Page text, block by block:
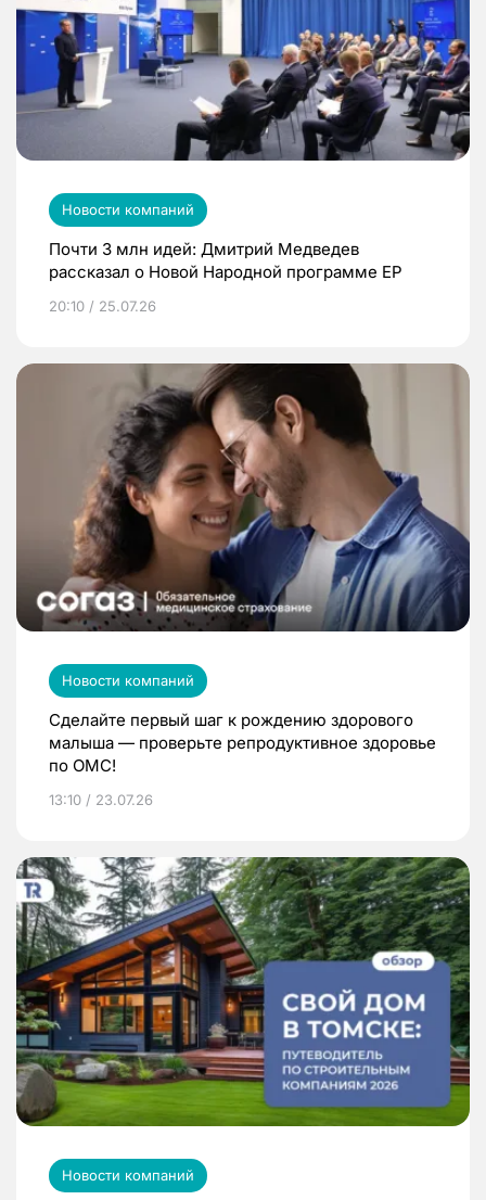
Новости компаний
Почти 3 млн идей: Дмитрий Медведев
рассказал о Новой Народной программе ЕР
20:10 / 25.07.26
Новости компаний
Сделайте первый шаг к рождению здорового
малыша — проверьте репродуктивное здоровье
по ОМС!
13:10 / 23.07.26
Новости компаний